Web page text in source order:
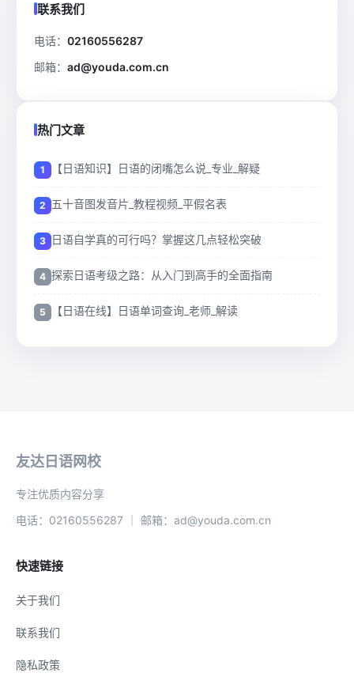
联系我们
电话： 02160556287
邮箱： ad@youda.com.cn
热门文章
【日语知识】日语的闭嘴怎么说_专业_解疑
五十音图发音片_教程视频_平假名表
日语自学真的可行吗？掌握这几点轻松突破
探索日语考级之路：从入门到高手的全面指南
【日语在线】日语单词查询_老师_解读
友达日语网校
专注优质内容分享
电话：02160556287 ｜ 邮箱：ad@youda.com.cn
快速链接
关于我们
联系我们
隐私政策